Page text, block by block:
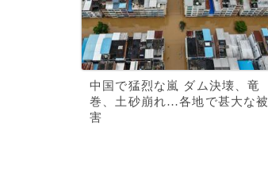
中国で猛烈な嵐 ダム決壊、竜
巻、土砂崩れ…各地で甚大な被
害